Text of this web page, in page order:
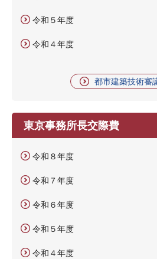
令和５年度
令和４年度
都市建築技術審
東京事務所長交際費
令和８年度
令和７年度
令和６年度
令和５年度
令和４年度